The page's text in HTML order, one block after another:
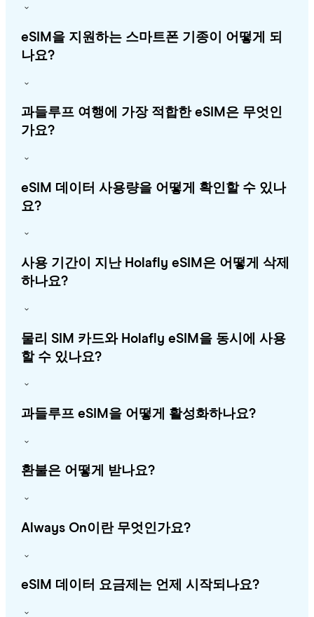
eSIM을 지원하는 스마트폰 기종이 어떻게 되
나요?
과들루프 여행에 가장 적합한 eSIM은 무엇인
가요?
eSIM 데이터 사용량을 어떻게 확인할 수 있나
요?
사용 기간이 지난 Holafly eSIM은 어떻게 삭제
하나요?
물리 SIM 카드와 Holafly eSIM을 동시에 사용
할 수 있나요?
과들루프 eSIM을 어떻게 활성화하나요?
환불은 어떻게 받나요?
Always On이란 무엇인가요?
eSIM 데이터 요금제는 언제 시작되나요?